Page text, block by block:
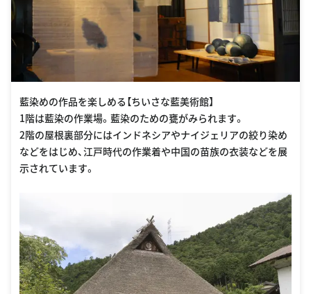
藍染めの作品を楽しめる【ちいさな藍美術館】
1階は藍染の作業場。藍染のための甕がみられます。
2階の屋根裏部分にはインドネシアやナイジェリアの絞り染め
などをはじめ、江戸時代の作業着や中国の苗族の衣装などを展
示されています。